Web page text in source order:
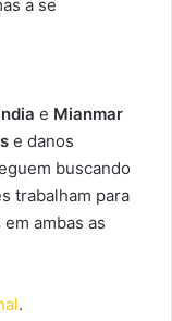
a se
e Mianmar
e danos
buscando
trabalham para
ambas as
.